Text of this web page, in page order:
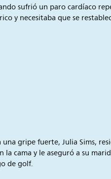
sufrió un paro cardíaco
y necesitaba que se
gripe fuerte, Julia Sims,
cama y le aseguró a su
de golf.